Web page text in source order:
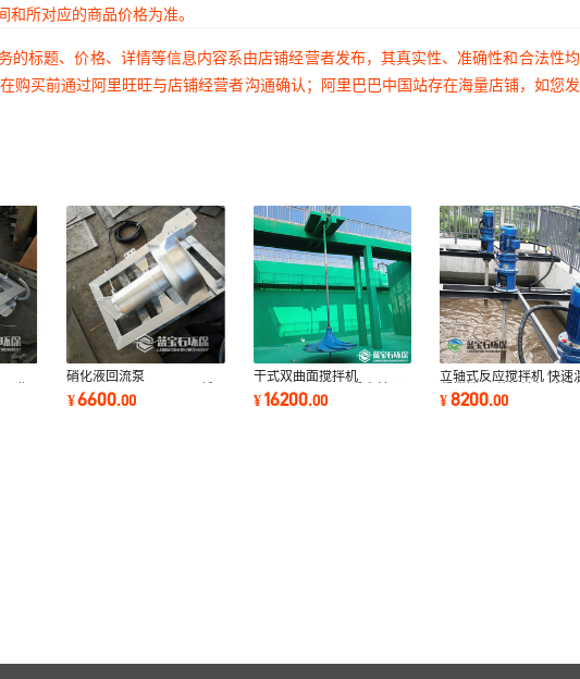
所对应的商品价格为准。
标题、价格、详情等信息内容系由店铺经营者发布，其真实性、准确性和合法性
买前通过阿里旺旺与店铺经营者沟通确认；阿里巴巴中国站存在海量店铺，如您
膜
流
硝化液回流泵
QHB400/720-3KW/S低
扬程潜水内回流泵 污泥穿
¥6600.00
干式双曲面搅拌机
φ2OOOmm4kw垂直轴双
曲面搅拌器波轮状倒伞形
¥16200.00
立轴式反应搅拌机 快速
凝搅拌器 芬顿池机械折
式混合搅拌机
¥8200.00